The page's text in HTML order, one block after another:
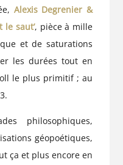
Alexis Degrenier &
le saut’, pièce à mille
et de saturations
les durées tout en
le plus primitif ; au
philosophiques,
géopoétiques,
ça et plus encore en